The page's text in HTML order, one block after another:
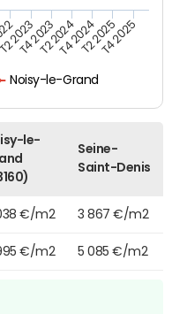
Noisy-le-Grand
2023
T4 2023T2 2024T4 2024T2 2025T4 2025
le-
Seine-
Saint-Denis
€/m2 3 867 €/m2
€/m2 5 085 €/m2